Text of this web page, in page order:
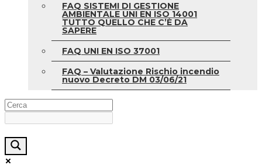
FAQ SISTEMI DI GESTIONE
AMBIENTALE UNI EN ISO 14001
TUTTO QUELLO CHE C’È DA
SAPERE
FAQ UNI EN ISO 37001
FAQ – Valutazione Rischio incendio
nuovo Decreto DM 03/06/21